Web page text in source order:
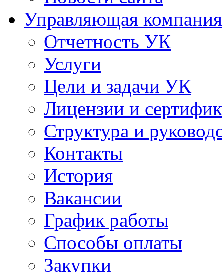
Управляющая компания
Отчетность УК
Услуги
Цели и задачи УК
Лицензии и
Структура и
Контакты
История
Вакансии
График работы
Способы оплаты
Закупки